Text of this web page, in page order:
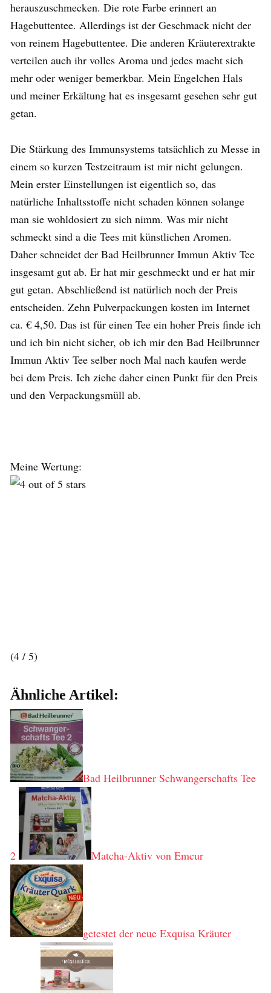
herauszuschmecken. Die rote Farbe erinnert an
Hagebuttentee. Allerdings ist der Geschmack nicht der
von reinem Hagebuttentee. Die anderen Kräuterextrakte
verteilen auch ihr volles Aroma und jedes macht sich
mehr oder weniger bemerkbar. Mein Engelchen Hals
und meiner Erkältung hat es insgesamt gesehen sehr gut
getan.
Die Stärkung des Immunsystems tatsächlich zu Messe in
einem so kurzen Testzeitraum ist mir nicht gelungen.
Mein erster Einstellungen ist eigentlich so, das
natürliche Inhaltsstoffe nicht schaden können solange
man sie wohldosiert zu sich nimm. Was mir nicht
schmeckt sind a die Tees mit künstlichen Aromen.
Daher schneidet der Bad Heilbrunner Immun Aktiv Tee
insgesamt gut ab. Er hat mir geschmeckt und er hat mir
gut getan. Abschließend ist natürlich noch der Preis
entscheiden. Zehn Pulverpackungen kosten im Internet
ca. € 4,50. Das ist für einen Tee ein hoher Preis finde ich
und ich bin nicht sicher, ob ich mir den Bad Heilbrunner
Immun Aktiv Tee selber noch Mal nach kaufen werde
bei dem Preis. Ich ziehe daher einen Punkt für den Preis
und den Verpackungsmüll ab.
Meine Wertung:
(4 / 5)
Ähnliche Artikel:
Bad Heilbrunner Schwangerschafts Tee
2 Matcha-Aktiv von Emcur
getestet der neue Exquisa Kräuter